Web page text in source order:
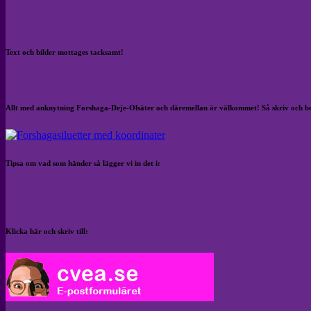
Text och bilder mottages tacksamt!
Allt med anknytning Forshaga-Deje-Olsäter och däremellan är välkommet! Så skriv och
Tipsa om vad som händer så lägger vi in det i:
Klicka här och skriv till: